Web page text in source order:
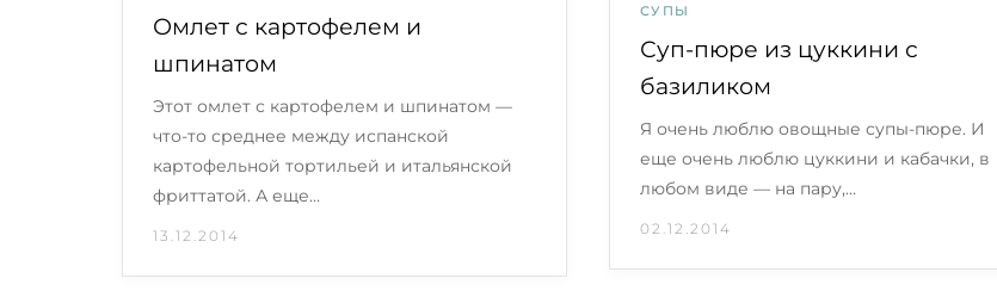
Омлет с картофелем и
шпинатом
Этот омлет с картофелем и шпинатом —
что-то среднее между испанской
картофельной тортильей и итальянской
фриттатой. А еще…
13.12.2014
СУПЫ
Суп-пюре из цуккини с
базиликом
Я очень люблю овощные супы-пюре. И
еще очень люблю цуккини и кабачки, в
любом виде — на пару,…
02.12.2014